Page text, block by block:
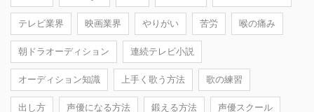
テレビ業界 映画業界 やりがい 苦労 喉の痛み
朝ドラオーディション 連続テレビ小説
オーディション知識 上手く歌う方法 歌の練習
出し方 声優になる方法 鍛える方法 声優スクール